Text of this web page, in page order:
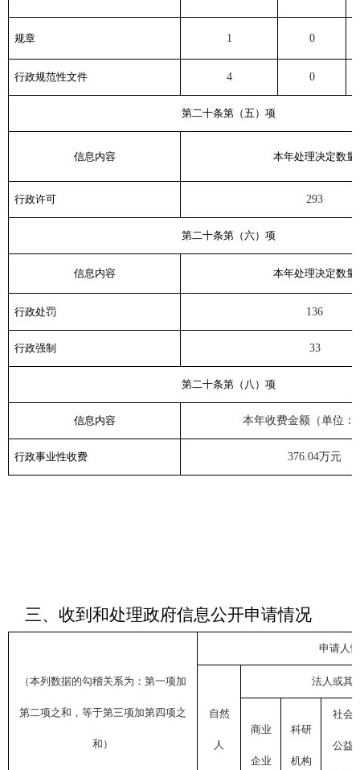
规章 1 0
行政规范性文件 4 0
第二十条第（五）项
信息内容 本年处理决定数量
行政许可 293
第二十条第（六）项
信息内容 本年处理决定数量
行政处罚 136
行政强制 33
第二十条第（八）项
信息内容 本年收费金额（单位：
行政事业性收费 376.04万元
三、收到和处理政府信息公开申请情况
（本列数据的勾稽关系为：第一项加
第二项之和，等于第三项加第四项之
和）
申请人
自然
人
法人或其
商业
企业
科研
机构
社会
公益